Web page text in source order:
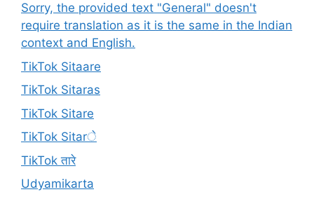
Sorry, the provided text "General" doesn't
require translation as it is the same in the Indian
context and English.
TikTok Sitaare
TikTok Sitaras
TikTok Sitare
TikTok Sitarे
TikTok तारे
Udyamikarta